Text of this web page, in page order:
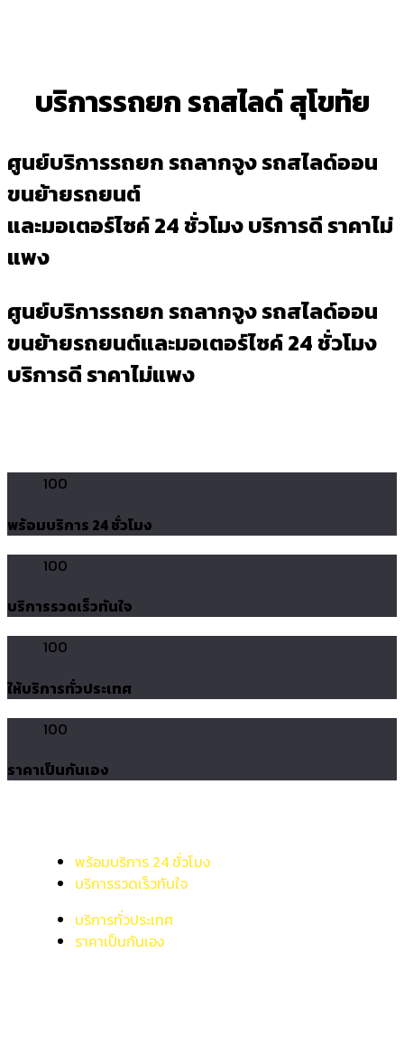
บริการรถยก รถสไลด์ สุโขทัย
ศูนย์บริการรถยก รถลากจูง รถสไลด์ออน
ขนย้ายรถยนต์
และมอเตอร์ไซค์ 24 ชั่วโมง บริการดี ราคาไม่
แพง
ศูนย์บริการรถยก รถลากจูง รถสไลด์ออน
ขนย้ายรถยนต์และมอเตอร์ไซค์ 24 ชั่วโมง
บริการดี ราคาไม่แพง
100
พร้อมบริการ 24 ชั่วโมง
100
บริการรวดเร็วทันใจ
100
ให้บริการทั่วประเทศ
100
ราคาเป็นกันเอง
พร้อมบริการ 24 ชั่วโมง
บริการรวดเร็วทันใจ
บริการทั่วประเทศ
ราคาเป็นกันเอง